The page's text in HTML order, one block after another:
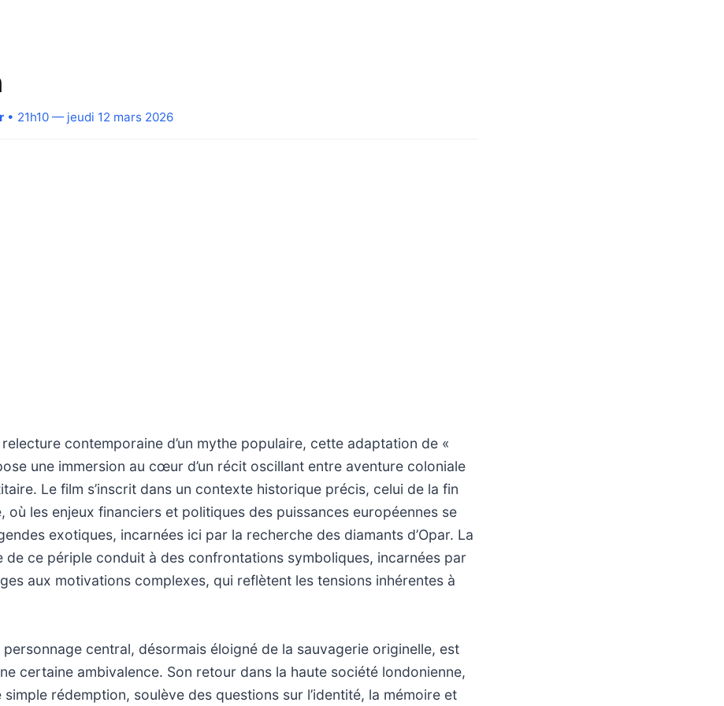
• 21h10 — jeudi 12 mars 2026
contemporaine d’un mythe populaire, cette adaptation de «
une immersion au cœur d’un récit oscillant entre aventure coloniale
Le film s’inscrit dans un contexte historique précis, celui de la fin
où les enjeux financiers et politiques des puissances européennes se
exotiques, incarnées ici par la recherche des diamants d’Opar. La
de ce périple conduit à des confrontations symboliques, incarnées par
aux motivations complexes, qui reflètent les tensions inhérentes à
personnage central, désormais éloigné de la sauvagerie originelle, est
certaine ambivalence. Son retour dans la haute société londonienne,
simple rédemption, soulève des questions sur l’identité, la mémoire et